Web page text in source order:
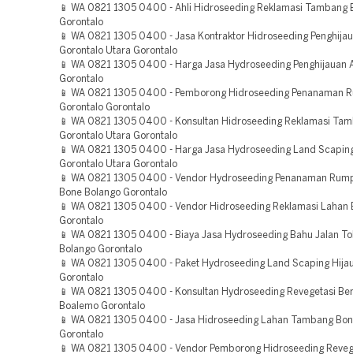
📱 WA 0821 1305 0400 - Ahli Hidroseeding Reklamasi Tambang
Gorontalo
📱 WA 0821 1305 0400 - Jasa Kontraktor Hidroseeding
Gorontalo Utara Gorontalo
📱 WA 0821 1305 0400 - Harga Jasa Hydroseeding Penghijauan
Gorontalo
📱 WA 0821 1305 0400 - Pemborong Hidroseeding Penanaman
Gorontalo Gorontalo
📱 WA 0821 1305 0400 - Konsultan Hidroseeding Reklamasi
Gorontalo Utara Gorontalo
📱 WA 0821 1305 0400 - Harga Jasa Hydroseeding Land
Gorontalo Utara Gorontalo
📱 WA 0821 1305 0400 - Vendor Hydroseeding Penanaman
Bone Bolango Gorontalo
📱 WA 0821 1305 0400 - Vendor Hidroseeding Reklamasi Lahan
Gorontalo
📱 WA 0821 1305 0400 - Biaya Jasa Hydroseeding Bahu Jalan
Bolango Gorontalo
📱 WA 0821 1305 0400 - Paket Hydroseeding Land Scaping
Gorontalo
📱 WA 0821 1305 0400 - Konsultan Hydroseeding Revegetasi
Boalemo Gorontalo
📱 WA 0821 1305 0400 - Jasa Hidroseeding Lahan Tambang
Gorontalo
📱 WA 0821 1305 0400 - Vendor Pemborong Hidroseeding